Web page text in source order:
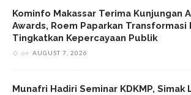
Kominfo Makassar Terima Kunjungan
Awards, Roem Paparkan Transformasi
Tingkatkan Kepercayaan Publik
on AUGUST 7, 2026
Munafri Hadiri Seminar KDKMP, Simak